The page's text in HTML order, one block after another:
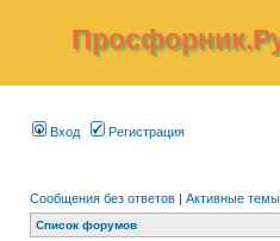
Вход Регистрация
Сообщения без ответов | Активные темы
Список форумов